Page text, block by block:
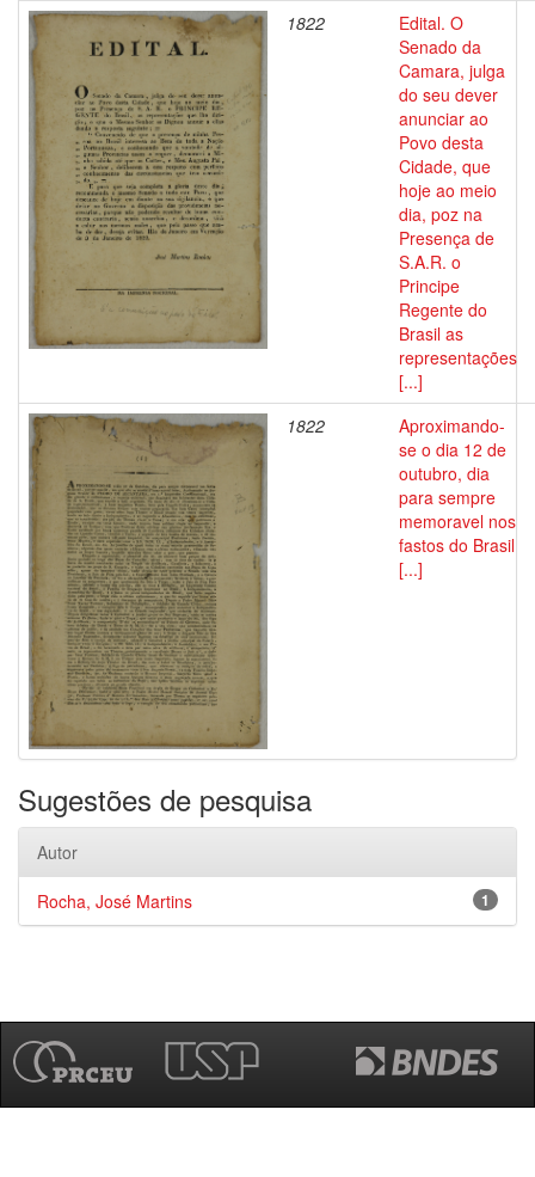
1822
Edital. O
Senado da
Camara, julga
do seu dever
anunciar ao
Povo desta
Cidade, que
hoje ao meio
dia, poz na
Presença de
S.A.R. o
Principe
Regente do
Brasil as
representações
[...]
1822
Aproximando-
se o dia 12 de
outubro, dia
para sempre
memoravel nos
fastos do Brasil
[...]
Sugestões de pesquisa
Autor
1
Rocha, José Martins